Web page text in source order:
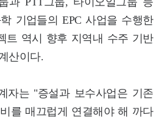
기업들의 EPC 사업을 수행한
트 역시 향후 지역내 수주 기반
산이다.
자는 "증설과 보수사업은 기존
를 매끄럽게 연결해야 해 까다